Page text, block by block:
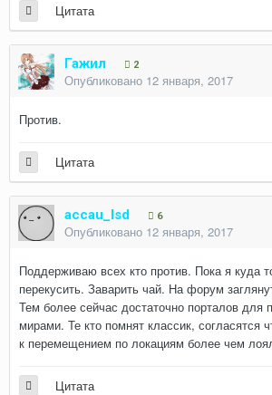
Цитата
Гажил 2
Опубликовано 12 января, 2017
Против.
Цитата
accau_lsd 6
Опубликовано 12 января, 2017
Поддерживаю всех кто против. Пока я куда
перекусить. Заварить чай. На форум
Тем более сейчас достаточно порталов
мирами. Те кто помнят классик, согласятся
к перемещением по локациям более чем
Цитата